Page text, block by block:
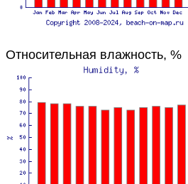
Относительная влажность, %